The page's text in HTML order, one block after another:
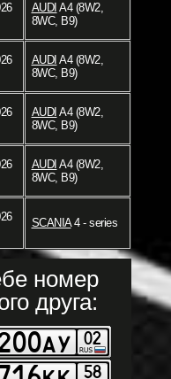
AUDI A4 (8W2,
8WC, B9)
AUDI A4 (8W2,
8WC, B9)
AUDI A4 (8W2,
8WC, B9)
AUDI A4 (8W2,
8WC, B9)
SCANIA4 - series
номер
друга: